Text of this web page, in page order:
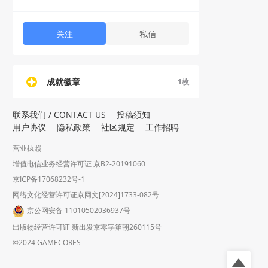
关注 私信
成就徽章 1枚
联系我们 / CONTACT US
投稿须知
用户协议
隐私政策 社区规定 工作招聘
营业执照
增值电信业务经营许可证 京B2-20191060
京ICP备17068232号-1
网络文化经营许可证京网文[2024]1733-082号
京公网安备 11010502036937号
出版物经营许可证 新出发京零字第朝260115号
©2024 GAMECORES